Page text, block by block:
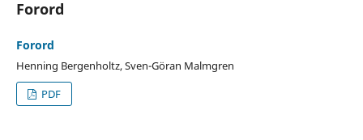
Forord
Forord
Henning Bergenholtz, Sven-Göran Malmgren
PDF